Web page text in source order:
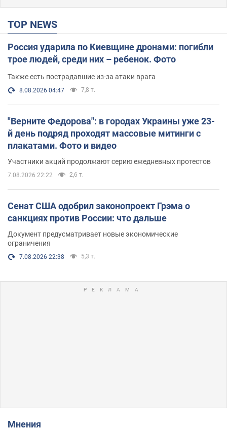
TOP NEWS
Россия ударила по Киевщине дронами: погибли
трое людей, среди них – ребенок. Фото
Также есть пострадавшие из-за атаки врага
8.08.2026 04:47 7,8 т.
"Верните Федорова": в городах Украины уже 23-
й день подряд проходят массовые митинги с
плакатами. Фото и видео
Участники акций продолжают серию ежедневных протестов
7.08.2026 22:22 2,6 т.
Сенат США одобрил законопроект Грэма о
санкциях против России: что дальше
Документ предусматривает новые экономические
ограничения
7.08.2026 22:38 5,3 т.
Мнения